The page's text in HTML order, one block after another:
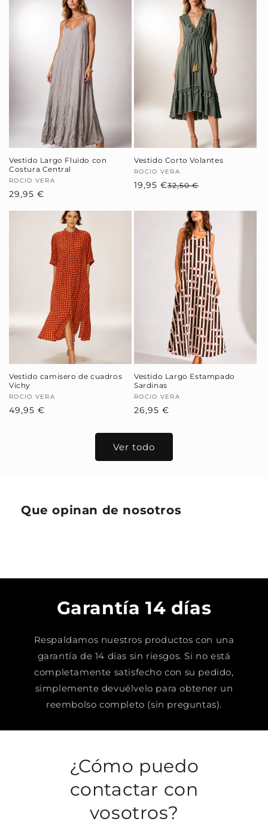
Vestido Largo Fluido con
Costura Central
Proveedor:
ROCIO VERA
Precio
29,95 €
Vestido Corto Volantes
Proveedor:
ROCIO VERA
32,50 €
oferta
19,95 €
Vestido camisero de cuadros
Vichy
Proveedor:
ROCIO VERA
Precio
49,95 €
Vestido Largo Estampado
Sardinas
Proveedor:
ROCIO VERA
Precio
26,95 €
Ver todo
Que opinan de nosotros
Garantía 14 días
Respaldamos nuestros productos con una
garantía de 14 días sin riesgos. Si no está
completamente satisfecho con su pedido,
simplemente devuélvelo para obtener un
reembolso completo (sin preguntas).
¿Cómo puedo
contactar con
vosotros?